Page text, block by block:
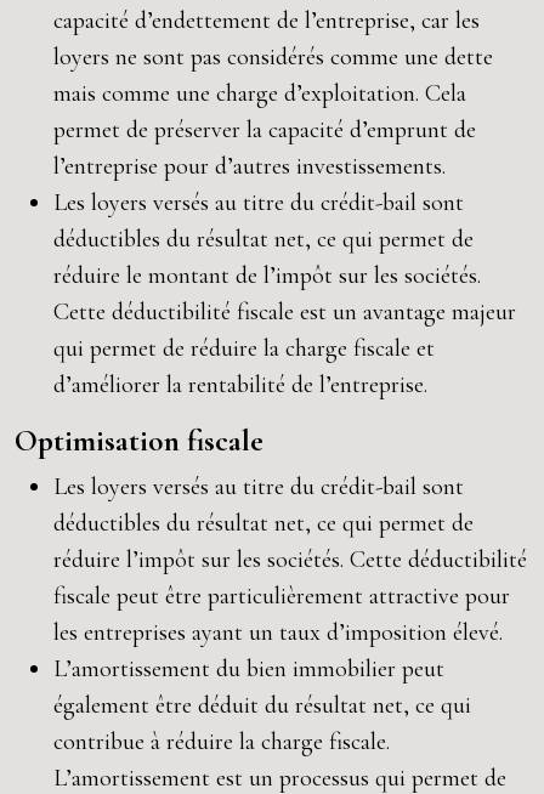
capacité d’endettement de l’entreprise, car les
loyers ne sont pas considérés comme une dette
mais comme une charge d’exploitation. Cela
permet de préserver la capacité d’emprunt de
l’entreprise pour d’autres investissements.
Les loyers versés au titre du crédit-bail sont
déductibles du résultat net, ce qui permet de
réduire le montant de l’impôt sur les sociétés.
Cette déductibilité fiscale est un avantage majeur
qui permet de réduire la charge fiscale et
d’améliorer la rentabilité de l’entreprise.
Optimisation fiscale
Les loyers versés au titre du crédit-bail sont
déductibles du résultat net, ce qui permet de
réduire l’impôt sur les sociétés. Cette déductibilité
fiscale peut être particulièrement attractive pour
les entreprises ayant un taux d’imposition élevé.
L’amortissement du bien immobilier peut
également être déduit du résultat net, ce qui
contribue à réduire la charge fiscale.
L’amortissement est un processus qui permet de